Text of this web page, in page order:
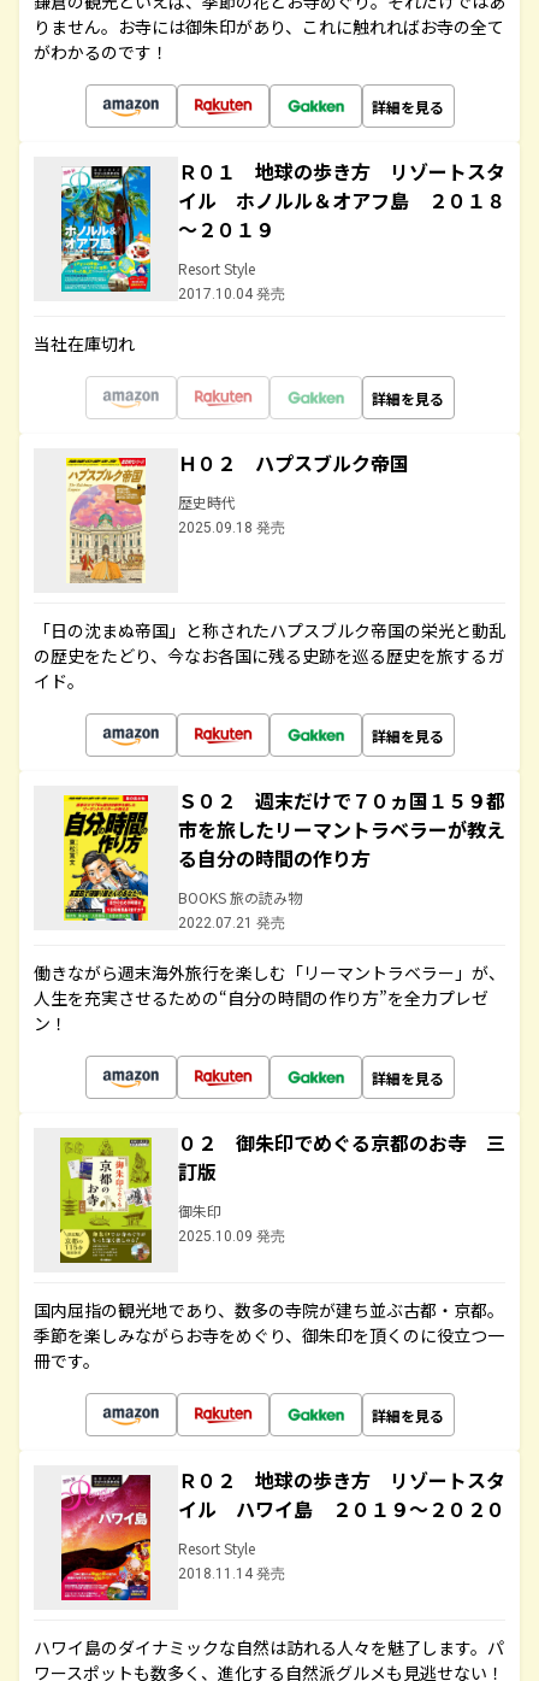
りません。お寺には御朱印があり、これに触れればお寺の全て
がわかるのです！
詳細を見る
Ｒ０１ 地球の歩き方 リゾートスタ
イル ホノルル＆オアフ島 ２０１８
～２０１９
Resort Style
2017.10.04 発売
当社在庫切れ
詳細を見る
Ｈ０２ ハプスブルク帝国
歴史時代
2025.09.18 発売
「日の沈まぬ帝国」と称されたハプスブルク帝国の栄光と動乱
の歴史をたどり、今なお各国に残る史跡を巡る歴史を旅するガ
イド。
詳細を見る
Ｓ０２ 週末だけで７０ヵ国１５９都
市を旅したリーマントラベラーが教え
る自分の時間の作り方
BOOKS 旅の読み物
2022.07.21 発売
働きながら週末海外旅行を楽しむ「リーマントラベラー」が、
人生を充実させるための“自分の時間の作り方”を全力プレゼ
ン！
詳細を見る
０２ 御朱印でめぐる京都のお寺 三
訂版
御朱印
2025.10.09 発売
国内屈指の観光地であり、数多の寺院が建ち並ぶ古都・京都。
季節を楽しみながらお寺をめぐり、御朱印を頂くのに役立つ一
冊です。
詳細を見る
Ｒ０２ 地球の歩き方 リゾートスタ
イル ハワイ島 ２０１９～２０２０
Resort Style
2018.11.14 発売
ハワイ島のダイナミックな自然は訪れる人々を魅了します。パ
ワースポットも数多く、進化する自然派グルメも見逃せない！